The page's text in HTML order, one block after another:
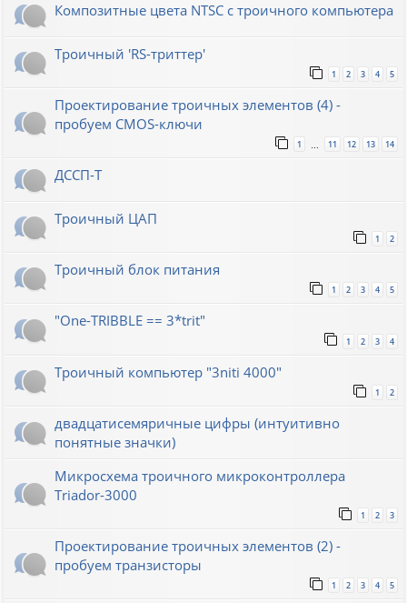
Композитные цвета NTSC с троичного компьютера
Троичный 'RS-триттер'
1 2 3 4 5
Проектирование троичных элементов (4) -
пробуем CMOS-ключи
1 … 11 12 13 14
ДССП-Т
Троичный ЦАП
1 2
Троичный блок питания
1 2 3 4 5
"One-TRIBBLE == 3*trit"
1 2 3 4
Троичный компьютер "3niti 4000"
1 2
двадцатисемяричные цифры (интуитивно
понятные значки)
Микросхема троичного микроконтроллера
Triador-3000
1 2 3
Проектирование троичных элементов (2) -
пробуем транзисторы
1 2 3 4 5